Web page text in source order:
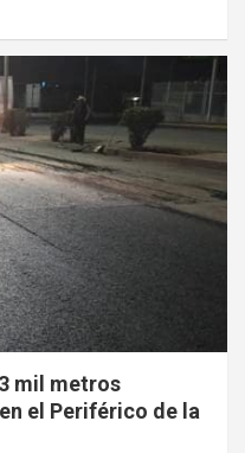
mil metros
el Periférico de la